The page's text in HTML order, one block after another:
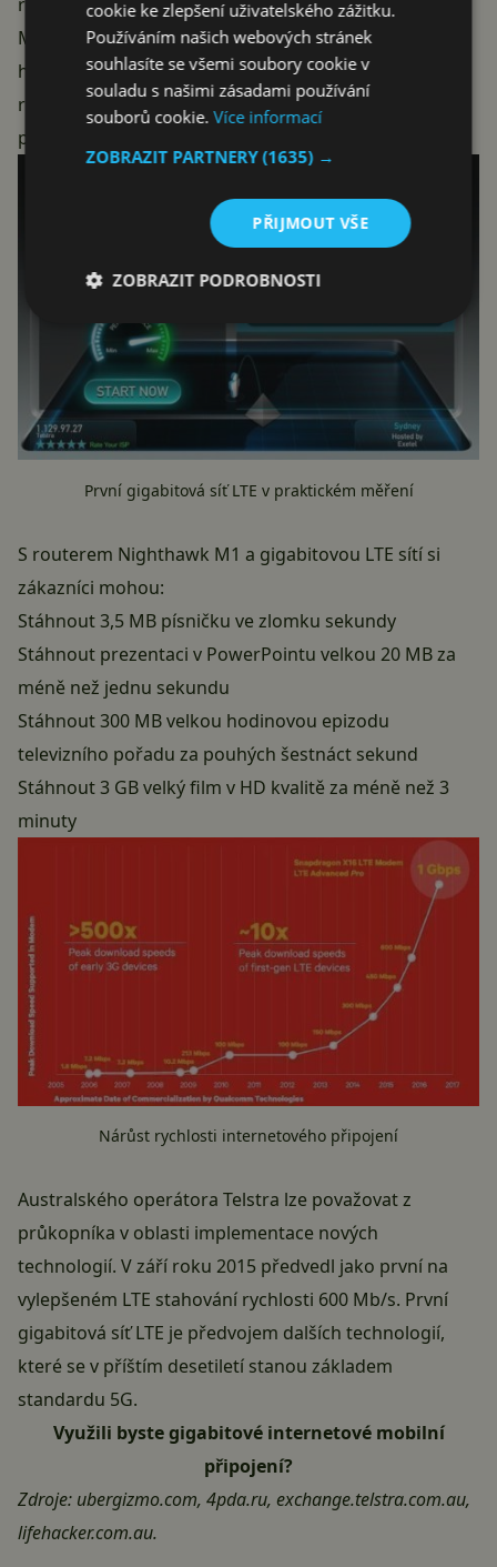
Mb/s, tedy dost blízko deklarované maximální
hodnoty. Reálné hodnoty se mohou lišit v závislosti na
různých faktorech a v určitých situacích může dojít k
poklesu rychlosti.
První gigabitová síť LTE v praktickém měření
S routerem Nighthawk M1 a gigabitovou LTE sítí si
zákazníci mohou:
Stáhnout 3,5 MB písničku ve zlomku sekundy
Stáhnout prezentaci v PowerPointu velkou 20 MB za
méně než jednu sekundu
Stáhnout 300 MB velkou hodinovou epizodu
televizního pořadu za pouhých šestnáct sekund
Stáhnout 3 GB velký film v HD kvalitě za méně než 3
minuty
Nárůst rychlosti internetového připojení
Australského operátora Telstra lze považovat z
průkopníka v oblasti implementace nových
technologií. V září roku 2015 předvedl jako první na
vylepšeném LTE stahování rychlosti 600 Mb/s. První
gigabitová síť LTE je předvojem dalších technologií,
které se v příštím desetiletí stanou základem
standardu 5G.
Využili byste gigabitové internetové mobilní
připojení?
Zdroje: ubergizmo.com, 4pda.ru, exchange.telstra.com.au,
lifehacker.com.au.
cookie ke zlepšení uživatelského zážitku.
Používáním našich webových stránek
souhlasíte se všemi soubory cookie v
souladu s našimi zásadami používání
souborů cookie.Více informací
ZOBRAZIT PARTNERY(1635) →
PŘIJMOUT VŠE
ZOBRAZIT PODROBNOSTI